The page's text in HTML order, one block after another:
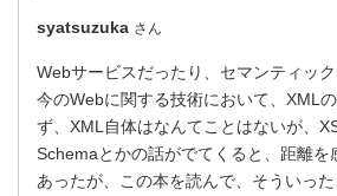
syatsuzuka さん
Webサービスだったり、セマンティッ
今のWebに関する技術において、XML
ず、XML自体はなんてことはないが、
Schemaとかの話がでてくると、距離を
あったが、この本を読んで、そういっ